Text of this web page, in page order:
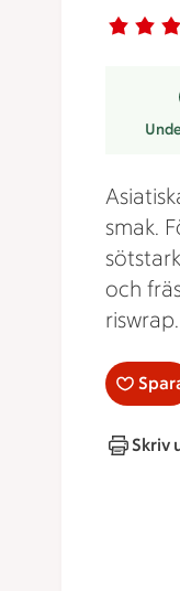
Betyg
5
smak.
och
Skriv